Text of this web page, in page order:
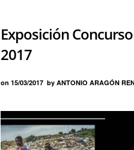
Exposición
2017
on 15/03/2017 by ANTONIO ARAGÓN